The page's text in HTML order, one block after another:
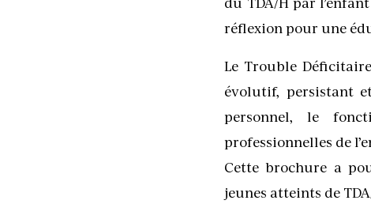
réflexion pour une
Le Trouble
évolutif, persistant
personnel, le
professionnelles de
Cette brochure a
jeunes atteints de